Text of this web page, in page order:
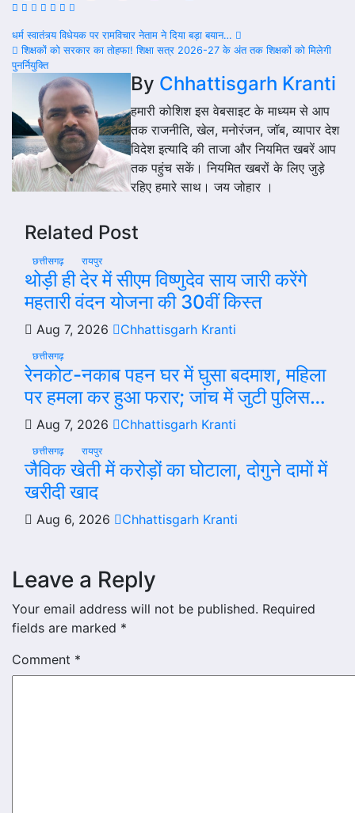
Post
navigation
धर्म स्वातंत्र्य विधेयक पर रामविचार नेताम ने दिया बड़ा बयान…
शिक्षकों को सरकार का तोहफा! शिक्षा सत्र 2026-27 के अंत तक शिक्षकों को मिलेगी
पुनर्नियुक्ति
By Chhattisgarh Kranti
हमारी कोशिश इस वेबसाइट के माध्यम से आप
तक राजनीति, खेल, मनोरंजन, जॉब, व्यापार देश
विदेश इत्यादि की ताजा और नियमित खबरें आप
तक पहुंच सकें। नियमित खबरों के लिए जुड़े
रहिए हमारे साथ। जय जोहार ।
Related Post
छत्तीसगढ़ रायपुर
थोड़ी ही देर में सीएम विष्णुदेव साय जारी करेंगे
महतारी वंदन योजना की 30वीं किस्त
Aug 7, 2026 Chhattisgarh Kranti
छत्तीसगढ़
रेनकोट-नकाब पहन घर में घुसा बदमाश, महिला
पर हमला कर हुआ फरार; जांच में जुटी पुलिस…
Aug 7, 2026 Chhattisgarh Kranti
छत्तीसगढ़ रायपुर
जैविक खेती में करोड़ों का घोटाला, दोगुने दामों में
खरीदी खाद
Aug 6, 2026 Chhattisgarh Kranti
Leave a Reply
Your email address will not be published. Required
fields are marked *
Comment *